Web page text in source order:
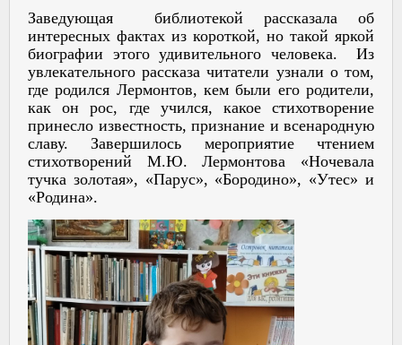
Заведующая библиотекой рассказала об
интересных фактах из короткой, но такой яркой
биографии этого удивительного человека. Из
увлекательного рассказа читатели узнали о том,
где родился Лермонтов, кем были его родители,
как он рос, где учился, какое стихотворение
принесло известность, признание и всенародную
славу. Завершилось мероприятие чтением
стихотворений М.Ю. Лермонтова «Ночевала
тучка золотая», «Парус», «Бородино», «Утес» и
«Родина».